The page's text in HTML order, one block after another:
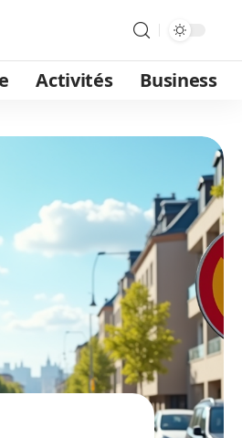
Activités Business